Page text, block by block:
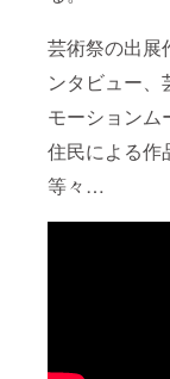
芸術祭の出展
ンタビュー、
モーションム
住民による作
等々…